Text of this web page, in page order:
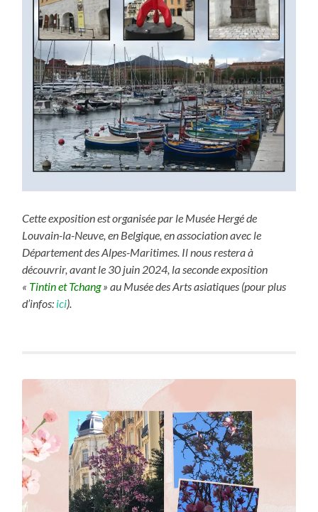
Cette exposition est organisée par le Musée Hergé de
Louvain-la-Neuve, en Belgique, en association avec le
Département des Alpes-Maritimes. Il nous restera à
découvrir, avant le 30 juin 2024, la seconde exposition
« Tintin et Tchang» au Musée des Arts asiatiques (pour plus
d’infos: ici).